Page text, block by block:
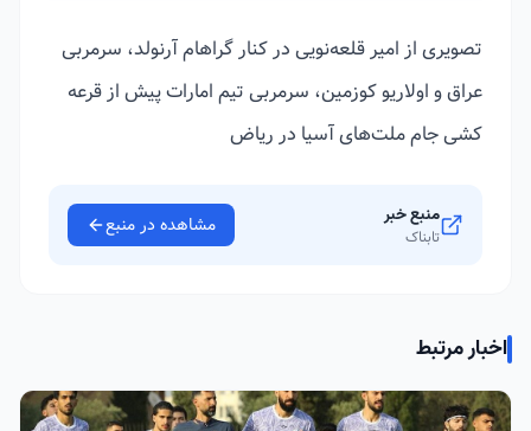
تصویری از امیر قلعه‌نویی در کنار گراهام آرنولد، سرمربی
عراق و اولاریو کوزمین، سرمربی تیم امارات پیش از قرعه
کشی جام ملت‌های آسیا در ریاض
منبع خبر
تابناک مشاهده در منبع
اخبار مرتبط